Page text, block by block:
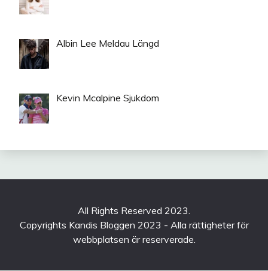
Albin Lee Meldau Längd
Kevin Mcalpine Sjukdom
All Rights Reserved 2023.
Copyrights Kandis Bloggen 2023 - Alla rättigheter för
webbplatsen är reserverade.